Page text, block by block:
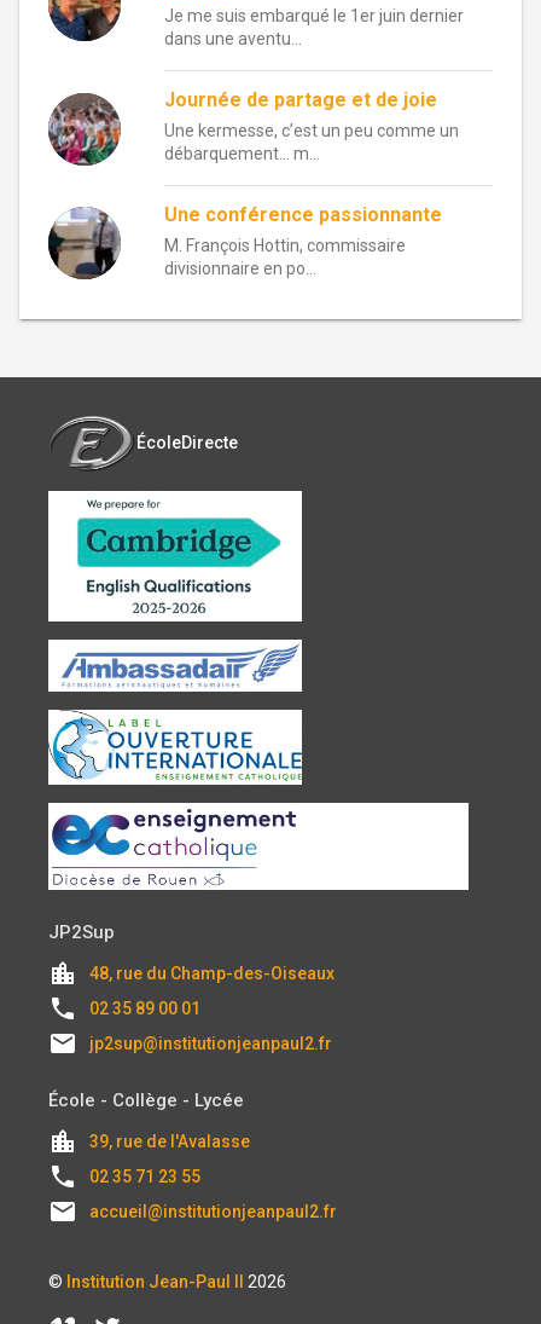
Je me suis embarqué le 1er juin dernier
dans une aventu...
Journée de partage et de joie
Une kermesse, c’est un peu comme un
débarquement… m...
Une conférence passionnante
M. François Hottin, commissaire
divisionnaire en po...
ÉcoleDirecte
JP2Sup
location_city 48, rue du Champ-des-Oiseaux
local_phone 02 35 89 00 01
email jp2sup@institutionjeanpaul2.fr
École - Collège - Lycée
location_city 39, rue de l'Avalasse
local_phone 02 35 71 23 55
email accueil@institutionjeanpaul2.fr
© Institution Jean-Paul II 2026